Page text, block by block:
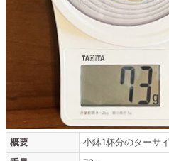
概要
小鉢1杯分のターサ